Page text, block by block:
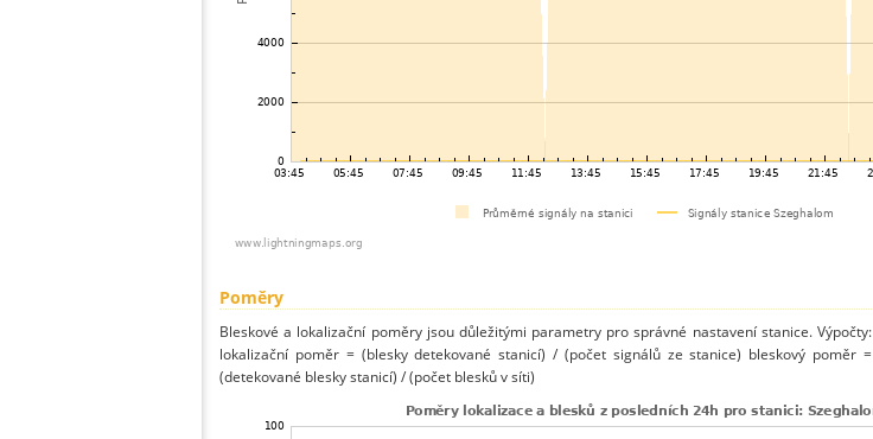
Poměry
Bleskové a lokalizační poměry jsou důležitými parametry pro správné nastavení stanice. Výpočty:
lokalizační poměr = (blesky detekované stanicí) / (počet signálů ze stanice) bleskový poměr =
(detekované blesky stanicí) / (počet blesků v síti)